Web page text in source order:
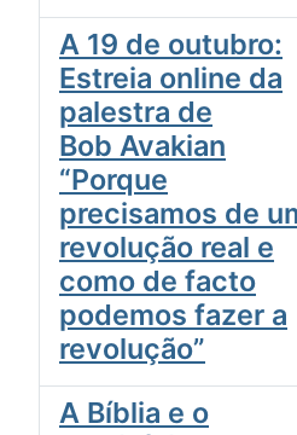
A 19 de outubro:
Estreia online da
palestra de
Bob Avakian
“Porque
precisamos de
revolução real e
como de facto
podemos fazer a
revolução”
A Bíblia e o